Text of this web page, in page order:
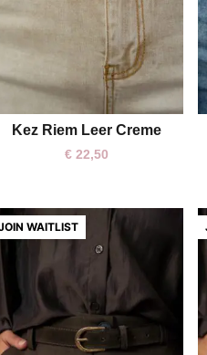
Kez Riem Leer Creme
€ 22,50